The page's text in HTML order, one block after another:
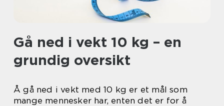
Gå ned i vekt 10 kg – en
grundig oversikt
Å gå ned i vekt med 10 kg er et mål som
mange mennesker har, enten det er for å